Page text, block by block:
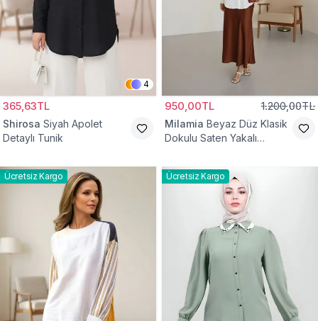
4
365,63TL
Shirosa Siyah Apolet
Detaylı Tunik
950,00TL 1.200,00TL
Milamia Beyaz Düz Klasik
Dokulu Saten Yakalı
Ücretsiz Kargo Ücretsiz Kargo